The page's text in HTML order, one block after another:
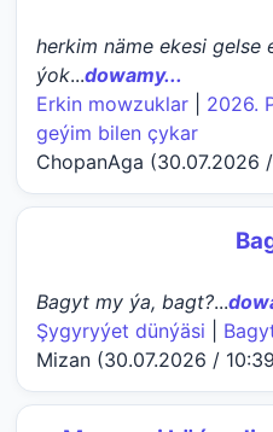
herkim näme ekesi gelse
ýok...dowamy...
Erkin mowzuklar
2026.
geýim bilen çykar
ChopanAga (30.07.2026
Bagyt my ýa, bagt?...
Şygyryýet dünýäsi
Mizan (30.07.2026 /